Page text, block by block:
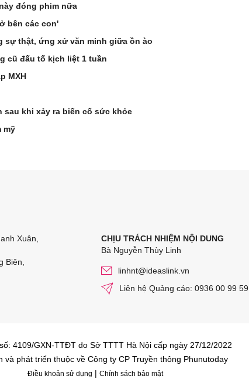
đóng phim nữa
bên các con'
sự thật, ứng xử văn minh giữa ồn ào
cũ đấu tố kịch liệt 1 tuần
MXH
khi xảy ra biến cố sức khỏe
mỹ
Xuân,
Biên,
CHỊU TRÁCH NHIỆM NỘI DUNG
Bà Nguyễn Thùy Linh
linhnt@ideaslink.vn
Liên hệ Quảng cáo: 0936 00 99 59
4109/GXN-TTĐT do Sở TTTT Hà Nội cấp ngày 27/12/2022
và phát triển thuộc về Công ty CP Truyền thông Phunutoday
Điều khoản sử dụng | Chính sách bảo mật